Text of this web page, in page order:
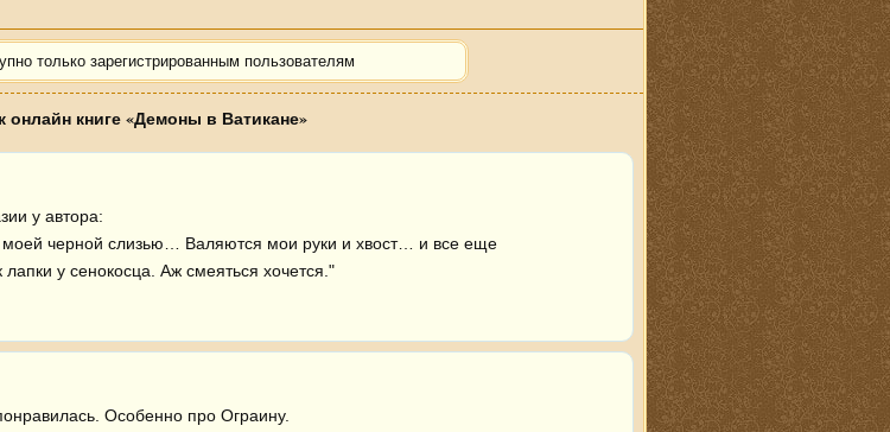
только зарегистрированным пользователям
онлайн книге «Демоны в Ватикане»
у автора:
моей черной слизью… Валяются мои руки и хвост… и все еще
у сенокосца. Аж смеяться хочется."
Особенно про Ограину.